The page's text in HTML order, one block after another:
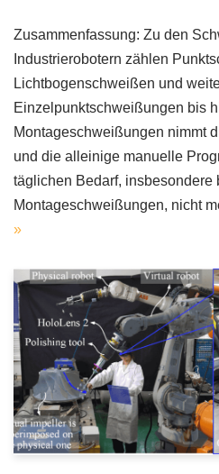
Zusammenfassung: Zu den
Industrierobotern zählen
Lichtbogenschweißen und
Einzelpunktschweißungen bis
Montageschweißungen nimmt
und die alleinige manuelle
täglichen Bedarf, insbesondere
Montageschweißungen, nicht
»